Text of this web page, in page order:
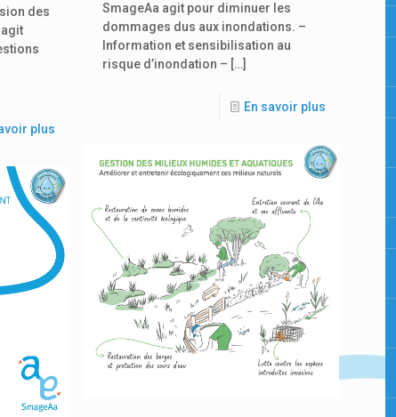
des
plus
SmageAa agit pour diminuer les
dommages dus aux inondations. –
Information et sensibilisation au
risque d’inondation – […]
En savoir plus